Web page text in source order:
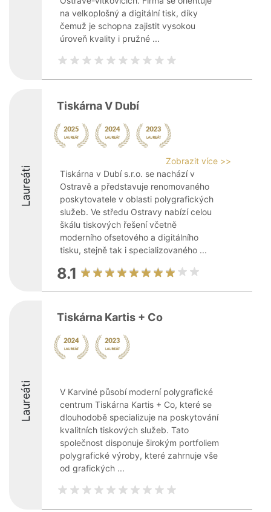
na velkoplošný a digitální tisk, díky
čemuž je schopna zajistit vysokou
úroveň kvality i pružné ...
Laureáti
Tiskárna V Dubí
Zobrazit více >>
Tiskárna v Dubí s.r.o. se nachází v
Ostravě a představuje renomovaného
poskytovatele v oblasti polygrafických
služeb. Ve středu Ostravy nabízí celou
škálu tiskových řešení včetně
moderního ofsetového a digitálního
tisku, stejně tak i specializovaného ...
8.1
Laureáti
Tiskárna Kartis + Co
V Karviné působí moderní polygrafické
centrum Tiskárna Kartis + Co, které se
dlouhodobě specializuje na poskytování
kvalitních tiskových služeb. Tato
společnost disponuje širokým portfoliem
polygrafické výroby, které zahrnuje vše
od grafických ...